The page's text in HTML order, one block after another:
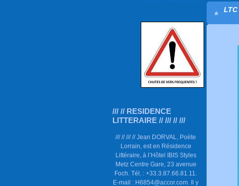
/// // RESIDENCE
LITTERAIRE // /// // ///
/// // /// // Jean DORVAL, Poète
Lorrain, est en Résidence
Littéraire, à l’Hôtel IBIS Styles
Metz Centre Gare, 23 avenue
Foch. Tél. : +33.3.87.66.81.11.
E-mail : H6854@accor.com. Il y
LTC